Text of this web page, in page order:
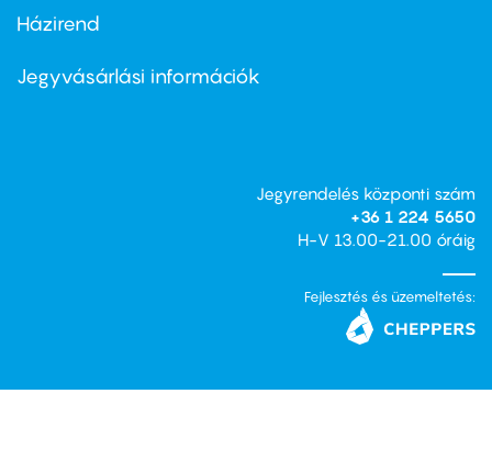
Footer
second
Házirend
Jegyvásárlási információk
Jegyrendelés központi szám
+36 1 224 5650
H-V 13.00-21.00 óráig
Fejlesztés és üzemeltetés: